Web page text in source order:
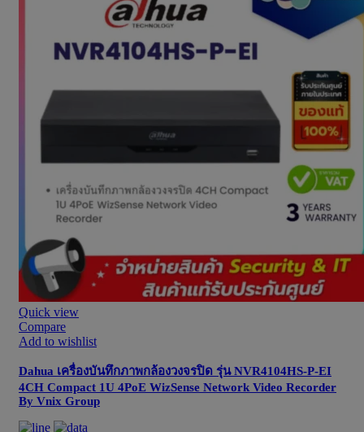
Quick view
Compare
Add to wishlist
Dahua เครื่องบันทึกภาพกล้องวงจรปิด รุ่น NVR4104HS-P-EI
4CH Compact 1U 4PoE WizSense Network Video Recorder
By Vnix Group